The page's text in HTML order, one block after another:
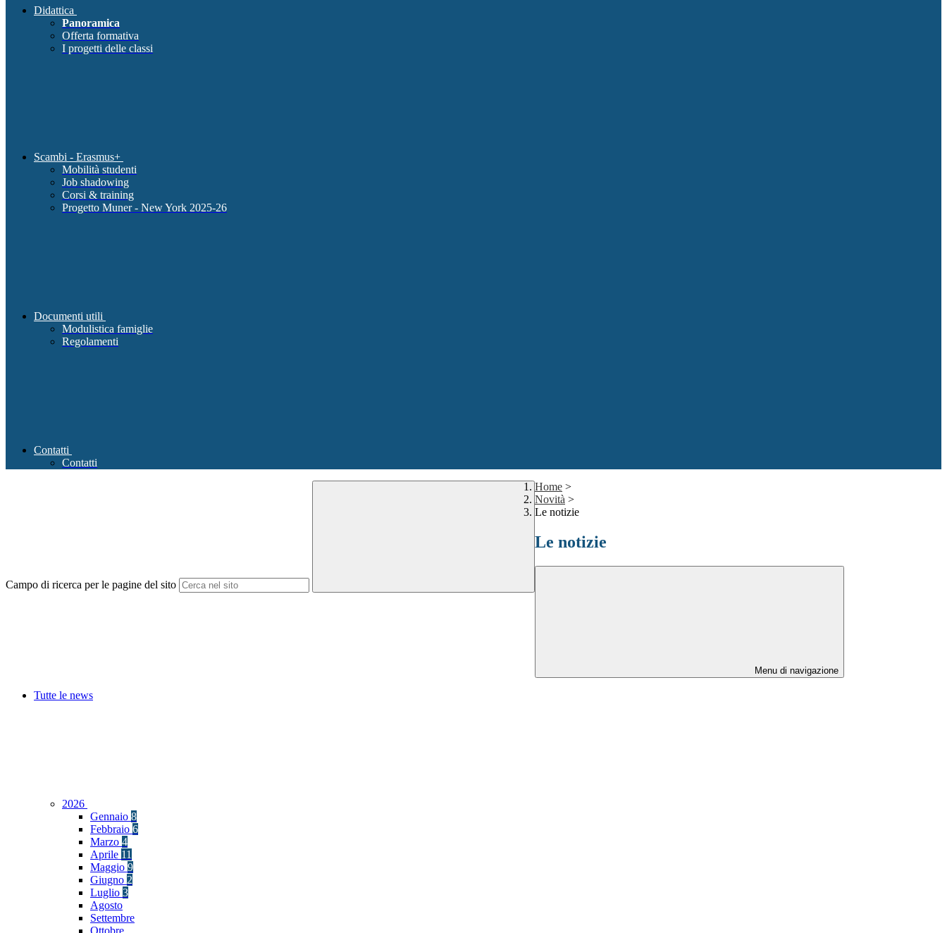
Didattica
Panoramica
Offerta formativa
I progetti delle classi
Scambi - Erasmus+
Mobilità studenti
Job shadowing
Corsi & training
Progetto Muner - New York 2025-26
Documenti utili
Modulistica famiglie
Regolamenti
Contatti
Contatti
Campo di ricerca per le pagine del sito
Home >
Novità >
Le notizie
Le notizie
Menu di navigazione
Tutte le news
2026
Gennaio 8
Febbraio 6
Marzo 4
Aprile 11
Maggio 9
Giugno 2
Luglio 3
Agosto
Settembre